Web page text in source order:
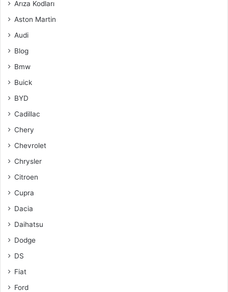
Arıza Kodları
Aston Martin
Audi
Blog
Bmw
Buick
BYD
Cadillac
Chery
Chevrolet
Chrysler
Citroen
Cupra
Dacia
Daihatsu
Dodge
DS
Fiat
Ford